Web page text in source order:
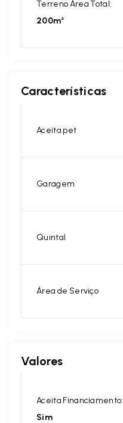
Terreno Área Total:
200m²
Características
Aceita pet
Garagem
Quintal
Área de Serviço
Valores
Aceita Financiamento:
Sim